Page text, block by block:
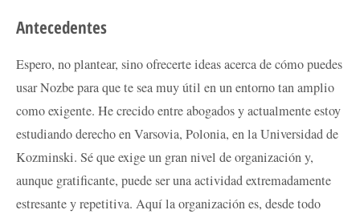
Antecedentes
Espero, no plantear, sino ofrecerte ideas acerca de cómo puedes
usar Nozbe para que te sea muy útil en un entorno tan amplio
como exigente. He crecido entre abogados y actualmente estoy
estudiando derecho en Varsovia, Polonia, en la Universidad de
Kozminski. Sé que exige un gran nivel de organización y,
aunque gratificante, puede ser una actividad extremadamente
estresante y repetitiva. Aquí la organización es, desde todo